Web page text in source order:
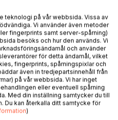
kvinnorna Klara och Merit,
av deras förhållande.
ertappar de unga kvinnorna i
då fadern är kyrkoherde i
tar nu kvinnornas parti och
ett stort kliv framåt.
kvinnor och undersåtar,
teknologi på vår webbsida. Vissa av
Vi använder även metoder
fingerprints samt server-spårning)
besöks och hur den används. Vi
och använder
för detta ändamål, vilket
fingerprints, spårningspixlar och
även in tredjepartsinnehåll från
på vår webbsida. Vi har inget
eller eventuell spårning
Med din inställning samtycker du till
Du kan återkalla ditt samtycke för
)